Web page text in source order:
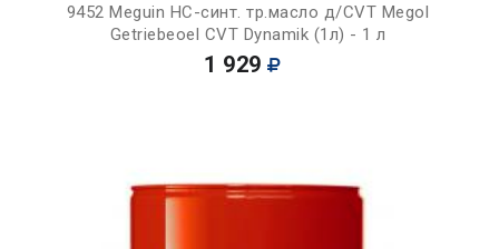
9452 Meguin НС-синт. тр.масло д/CVT Megol
Getriebeoel CVT Dynamik (1л) - 1 л
1 929